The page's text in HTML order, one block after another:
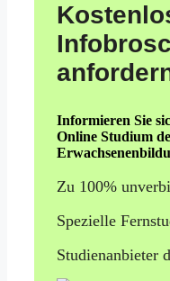
Informieren Sie
Online Studium
Zu 100%
Spezielle
Studienanbieter